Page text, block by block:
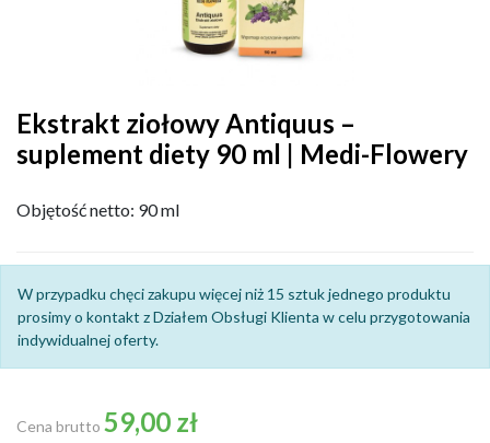
Ekstrakt ziołowy Antiquus –
suplement diety 90 ml | Medi-Flowery
Objętość netto: 90 ml
W przypadku chęci zakupu więcej niż 15 sztuk jednego produktu
prosimy o kontakt z Działem Obsługi Klienta w celu przygotowania
indywidualnej oferty.
Cena brutto 59,00 zł